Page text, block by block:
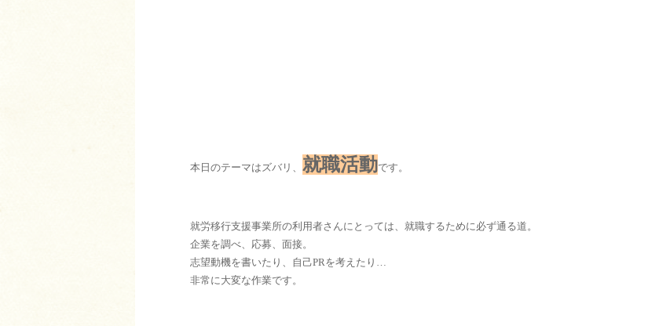
本日のテーマはズバリ、 就職活動です。
就労移行支援事業所の利用者さんにとっては、就職するために必ず通る道。
企業を調べ、応募、面接。
志望動機を書いたり、自己PRを考えたり…
非常に大変な作業です。